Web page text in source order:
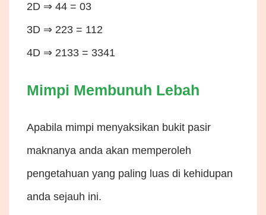
2D ⇒ 44 = 03
3D ⇒ 223 = 112
4D ⇒ 2133 = 3341
Mimpi Membunuh Lebah
Apabila mimpi menyaksikan bukit pasir
maknanya anda akan memperoleh
pengetahuan yang paling luas di kehidupan
anda sejauh ini.